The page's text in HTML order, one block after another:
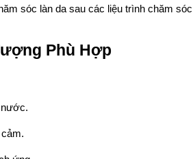
sóc làn da sau các liệu trình chăm
Phù Hợp
nước.